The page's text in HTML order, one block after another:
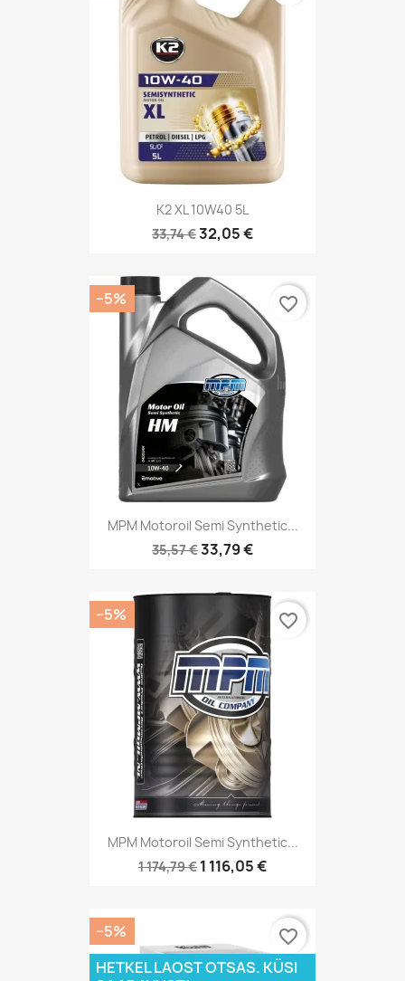
K2 XL 10W40 5L
33,74 €32,05 €
MPM Motoroil Semi Synthetic...
35,57 €33,79 €
−5% favorite_border
MPM Motoroil Semi Synthetic...
1 174,79 € 1 116,05 €
−5% favorite_border
−5%
HETKEL LAOST OTSAS. KÜSI
favorite_border